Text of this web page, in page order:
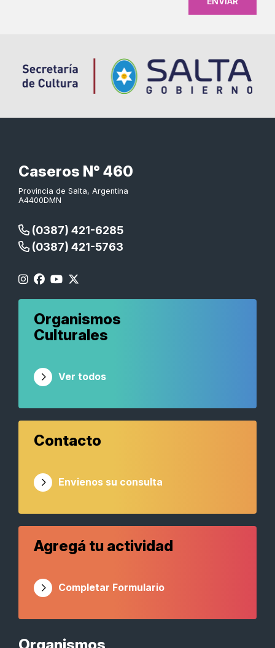
Caseros N° 460
Provincia de Salta, Argentina
A4400DMN
(0387) 421-6285
(0387) 421-5763
Organismos
Organismos
Culturales
Ver todos
Contacto
Envienos su consulta
Agregá tu actividad
Completar Formulario